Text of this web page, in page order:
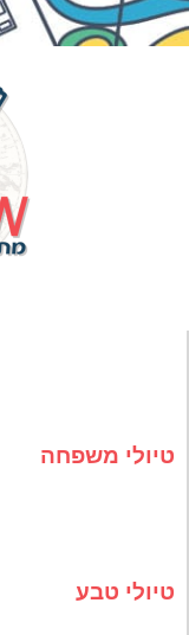
טיולי משפחה
טיולי טבע